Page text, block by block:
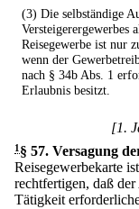
(3) Die selbständige
Versteigerergewerbes
Reisegewerbe ist nur
wenn der
nach § 34b Abs. 1
Erlaubnis besitzt.
[1.
1§ 57. Versagung
Reisegewerbekarte
rechtfertigen, daß
Tätigkeit